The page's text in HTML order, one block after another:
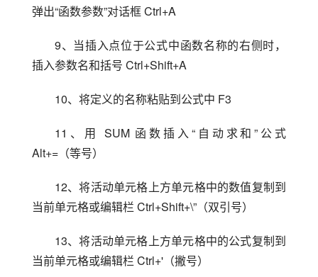
弹出“函数参数”对话框 Ctrl+A
9、当插入点位于公式中函数名称的右侧时，
插入参数名和括号 Ctrl+Shift+A
10、将定义的名称粘贴到公式中 F3
11、用 SUM 函数插入“自动求和”公式
Alt+=（等号）
12、将活动单元格上方单元格中的数值复制到
当前单元格或编辑栏 Ctrl+Shift+\”（双引号）
13、将活动单元格上方单元格中的公式复制到
当前单元格或编辑栏 Ctrl+'（撇号）